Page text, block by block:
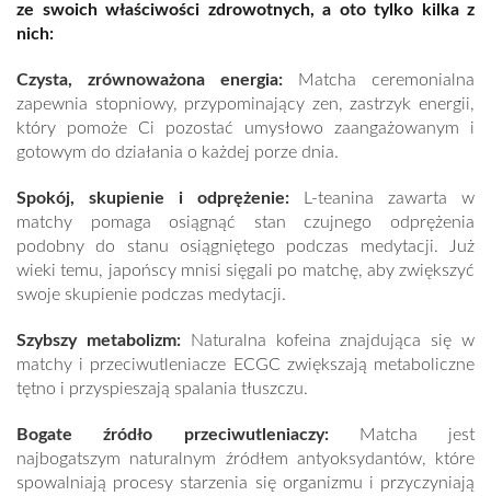
ze swoich właściwości zdrowotnych, a oto tylko kilka z
nich:
Czysta, zrównoważona energia:
Matcha ceremonialna
zapewnia stopniowy, przypominający zen, zastrzyk energii,
który pomoże Ci pozostać umysłowo zaangażowanym i
gotowym do działania o każdej porze dnia.
Spokój, skupienie i odprężenie:
L-teanina zawarta w
matchy pomaga osiągnąć stan czujnego odprężenia
podobny do stanu osiągniętego podczas medytacji. Już
wieki temu, japońscy mnisi sięgali po matchę, aby zwiększyć
swoje skupienie podczas medytacji.
Szybszy metabolizm:Naturalna kofeina znajdująca się w
matchy i przeciwutleniacze ECGC zwiększają metaboliczne
tętno i przyspieszają spalania tłuszczu.
Bogate źródło przeciwutleniaczy:Matcha jest
najbogatszym naturalnym źródłem antyoksydantów, które
spowalniają procesy starzenia się organizmu i przyczyniają